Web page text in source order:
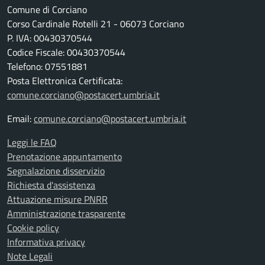
Comune di Corciano
Corso Cardinale Rotelli 21 - 06073 Corciano
P. IVA: 00430370544
Codice Fiscale: 00430370544
Telefono: 07551881
Posta Elettronica Certificata:
comune.corciano@postacert.umbria.it
Email:comune.corciano@postacert.umbria.it
Leggi le FAQ
Prenotazione appuntamento
Segnalazione disservizio
Richiesta d'assistenza
Attuazione misure PNRR
Amministrazione trasparente
Cookie policy
Informativa privacy
Note Legali